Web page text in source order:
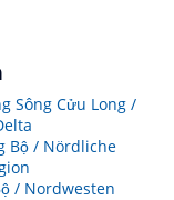
Sông Cửu Long /
Bộ / Nördliche
/ Nordwesten